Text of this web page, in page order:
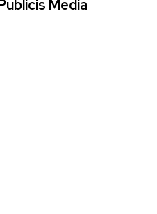
Media